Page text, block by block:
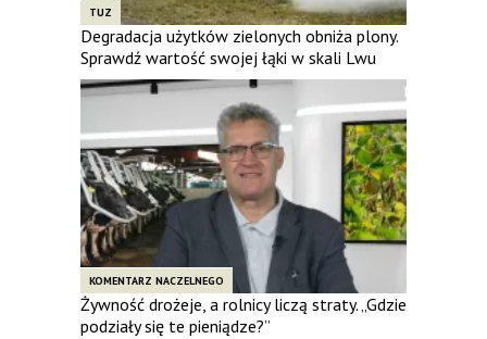
TUZ
Degradacja użytków zielonych obniża plony.
Sprawdź wartość swojej łąki w skali Lwu
KOMENTARZ NACZELNEGO
Żywność drożeje, a rolnicy liczą straty. „Gdzie
podziały się te pieniądze?”